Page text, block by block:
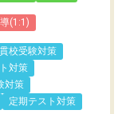
(1:1)
校受験対策
対策
対策
定期テスト対策